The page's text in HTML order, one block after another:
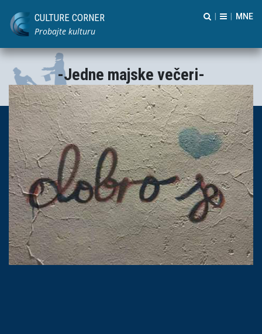
CULTURE CORNER
Probajte kulturu
-Jedne majske večeri-